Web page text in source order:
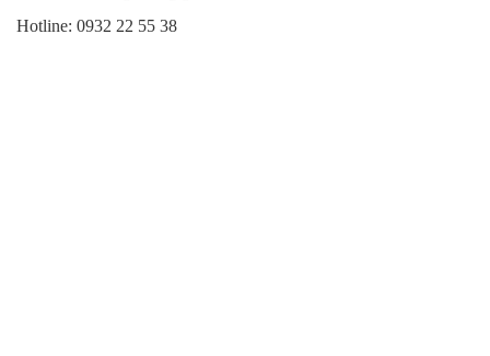
Hotline: 0932 22 55 38